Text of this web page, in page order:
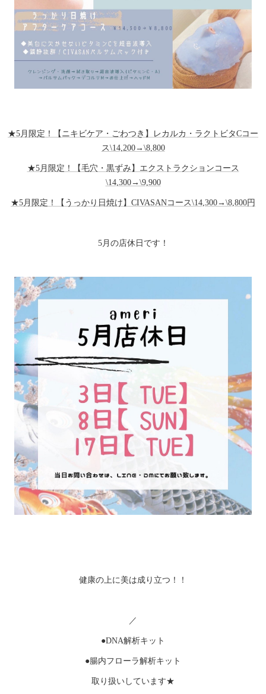
★5月限定！【ニキビケア・ごわつき】レカルカ・ラクトビタCコー
ス\14,200→\8,800
★5月限定！【毛穴・黒ずみ】エクストラクションコース
\14,300→\9,900
★5月限定！【うっかり日焼け】CIVASANコース\14,300→\8,800円
5月の店休日です！
健康の上に美は成り立つ！！
／
●DNA解析キット
●腸内フローラ解析キット
取り扱いしています★